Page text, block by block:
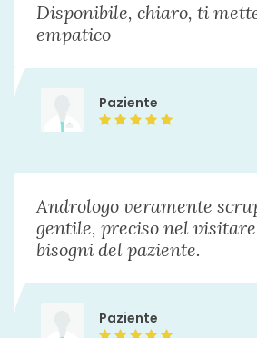
Disponibile, chiaro, ti
empatico
Paziente
Andrologo veramente
gentile, preciso nel
bisogni del paziente.
Paziente